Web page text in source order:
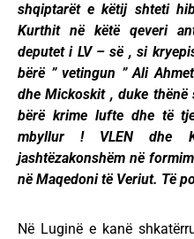
shqiptarët e këtij shteti
Kurthit në këtë qeveri
deputet i LV – së , si
bërë ” vetingun ” Ali
dhe Mickoskit , duke
bërë krime lufte dhe të
mbyllur ! VLEN dhe
jashtëzakonshëm në
në Maqedoni të Veriut. Të
Në Luginë e kanë